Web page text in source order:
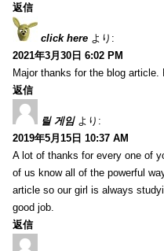
返信
click here より:
2021年3月30日 6:02 PM
Major thanks for the blog article.
返信
릴 게임 より:
2019年5月15日 10:37 AM
A lot of thanks for every one of
of us know all of the powerful
article so our girl is always
good job.
返信